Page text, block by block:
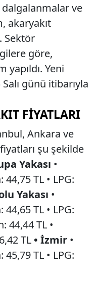
ve
akaryakıt
Sektör
göre,
yapıldı. Yeni
günü itibarıyla
FIYATLARI
Ankara ve
şu şekilde
Yakası •
TL • LPG:
Yakası •
TL • LPG:
44,44 TL •
TL • İzmir •
TL • LPG: